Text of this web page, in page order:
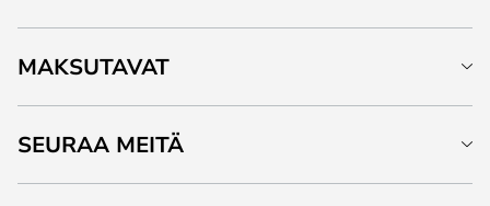
MAKSUTAVAT
SEURAA MEITÄ